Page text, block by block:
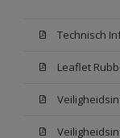
Leaflet